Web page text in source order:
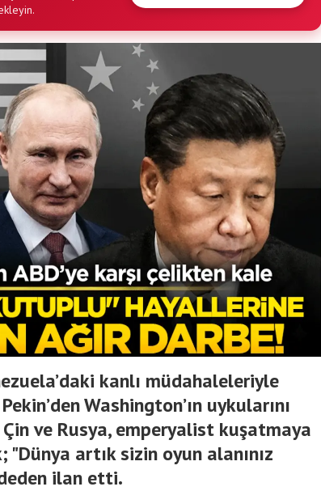
kanlı müdahaleleriyle
Washington’ın uykularını
ve Rusya, emperyalist kuşatmaya
"Dünya artık sizin oyun alanınız
ilan etti.